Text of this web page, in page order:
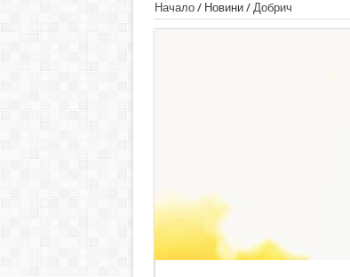
Начало/ Новини/ Добрич